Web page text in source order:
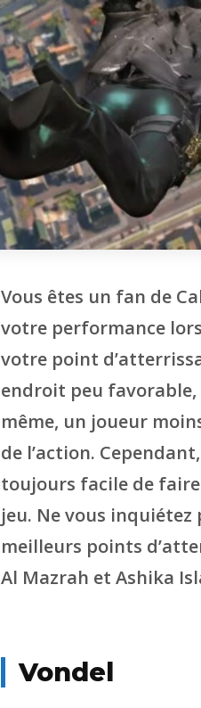
Vous êtes un fan de
votre performance
votre point
endroit peu
même, un joueur
de l’action.
toujours facile de
jeu. Ne vous inquiétez
meilleurs points
Al Mazrah et Ashika
Vondel